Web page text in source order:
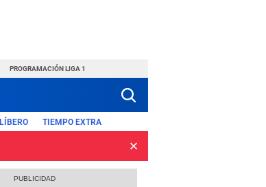
PROGRAMACIÓN LIGA 1
TIEMPO EXTRA